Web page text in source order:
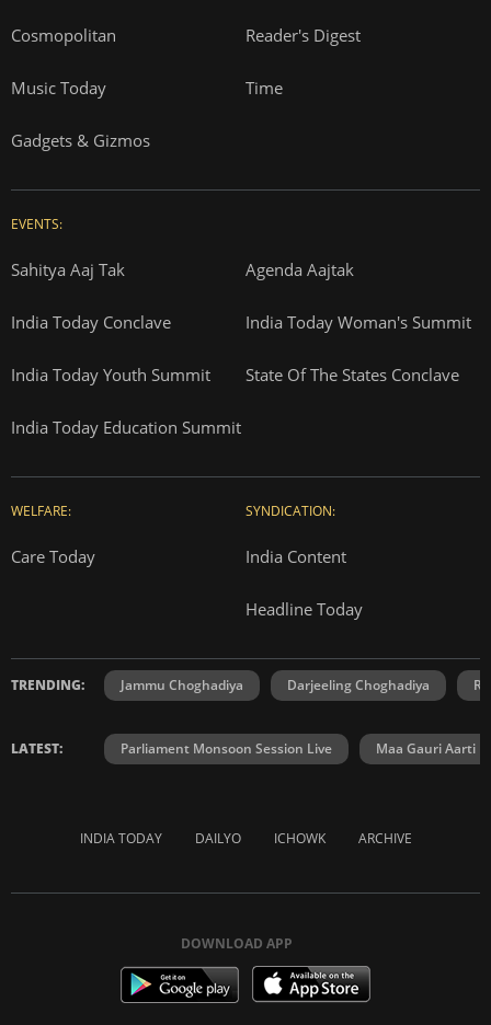
Cosmopolitan Reader's Digest
Music Today Time
Gadgets & Gizmos
EVENTS:
Sahitya Aaj Tak Agenda Aajtak
India Today Conclave India Today Woman's Summit
India Today Youth Summit State Of The States Conclave
India Today Education Summit
WELFARE:
Care Today
SYNDICATION:
India Content
Headline Today
TRENDING: Jammu Choghadiya Darjeeling Choghadiya
LATEST: Parliament Monsoon Session Live Maa Gauri Aarti
INDIA TODAY DAILYO ICHOWK ARCHIVE
DOWNLOAD APP